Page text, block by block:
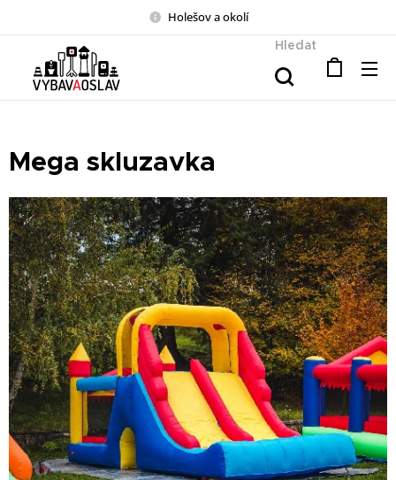
Holešov a okolí
Hledat
Mega skluzavka